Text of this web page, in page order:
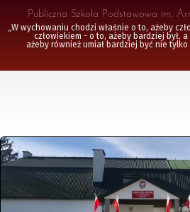
Publiczna Szkoła Podstawowa im.
„W wychowaniu chodzi właśnie o to, ażeby
człowiekiem - o to, ażeby bardziej był,
ażeby również umiał bardziej być nie